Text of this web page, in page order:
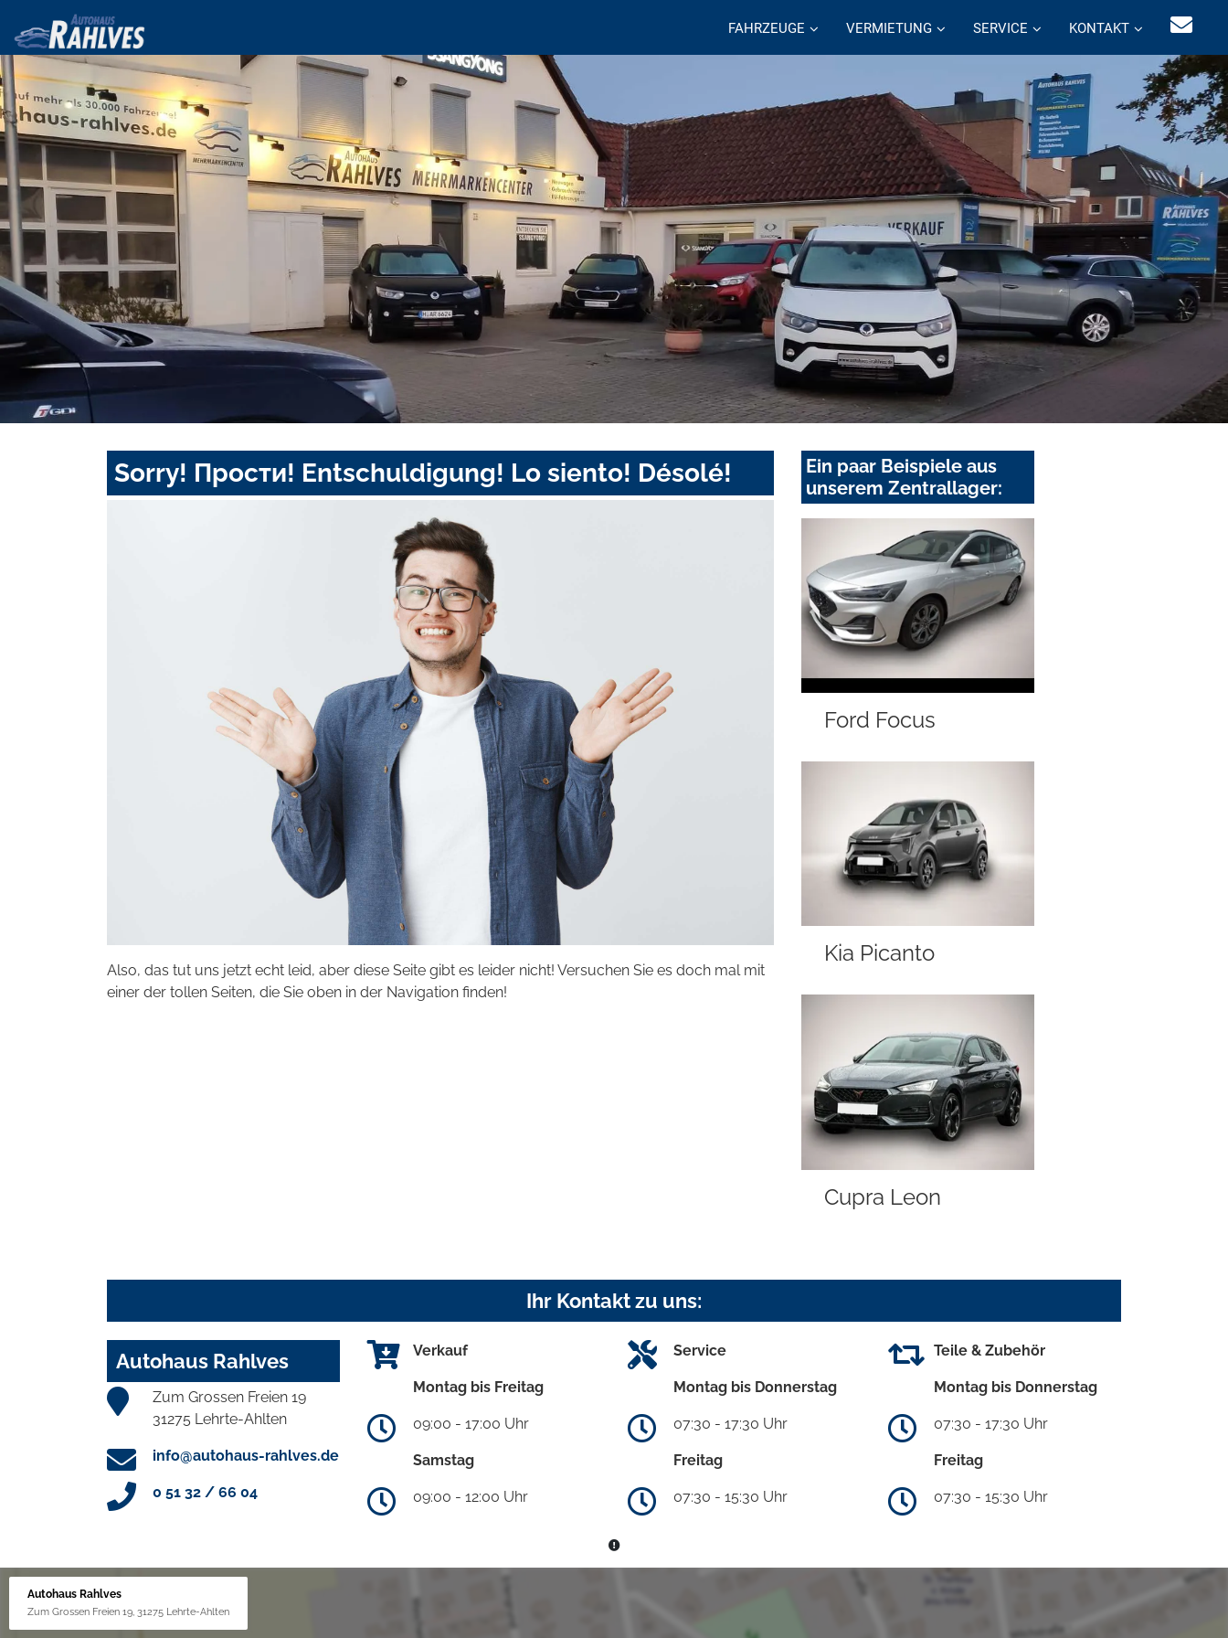
FAHRZEUGE VERMIETUNG SERVICE KONTAKT
Sorry! Прости! Entschuldigung! Lo siento! Désolé!
Also, das tut uns jetzt echt leid, aber diese Seite gibt es leider nicht! Versuchen Sie es doch mal mit
einer der tollen Seiten, die Sie oben in der Navigation finden!
Ein paar Beispiele aus
unserem Zentrallager:
Ford Focus
Kia Picanto
Cupra Leon
Ihr Kontakt zu uns:
Autohaus Rahlves
Zum Grossen Freien 19
31275 Lehrte-Ahlten
info@autohaus-rahlves.de
0 51 32 / 66 04
Verkauf
Montag bis Freitag
09:00 - 17:00 Uhr
Samstag
09:00 - 12:00 Uhr
Service
Montag bis Donnerstag
07:30 - 17:30 Uhr
Freitag
07:30 - 15:30 Uhr
Teile & Zubehör
Montag bis Donnerstag
07:30 - 17:30 Uhr
Freitag
07:30 - 15:30 Uhr
Autohaus Rahlves
Zum Grossen Freien 19, 31275 Lehrte-Ahlten